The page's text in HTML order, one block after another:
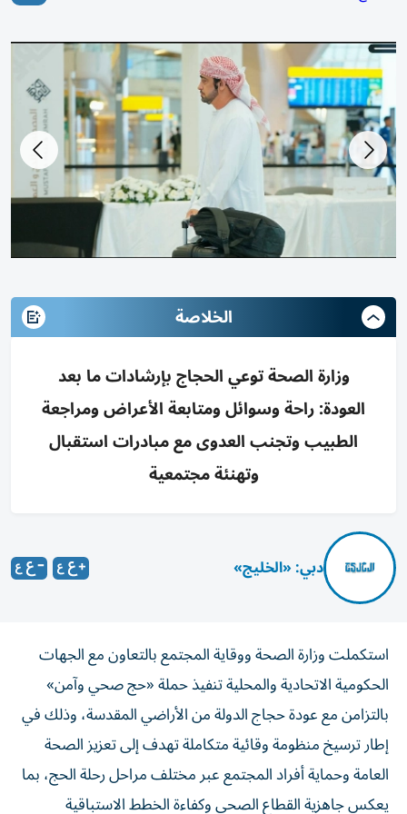
الخلاصة
وزارة الصحة توعي الحجاج بإرشادات ما بعد
العودة: راحة وسوائل ومتابعة الأعراض ومراجعة
الطبيب وتجنب العدوى مع مبادرات استقبال
وتهنئة مجتمعية
دبي: «الخليج»
استكملت وزارة الصحة ووقاية المجتمع بالتعاون مع الجهات
الحكومية الاتحادية والمحلية تنفيذ حملة «حج صحي وآمن»
بالتزامن مع عودة حجاج الدولة من الأراضي المقدسة، وذلك في
إطار ترسيخ منظومة وقائية متكاملة تهدف إلى تعزيز الصحة
العامة وحماية أفراد المجتمع عبر مختلف مراحل رحلة الحج، بما
يعكس جاهزية القطاع الصحي وكفاءة الخطط الاستباقية